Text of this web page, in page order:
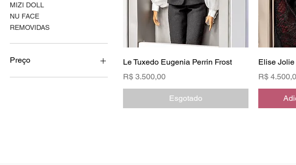
MIZI DOLL
NU FACE
REMOVIDAS
Preço
Le Tuxedo Eugenia Perrin Frost
Preço
R$ 3.500,00
Esgotado
Elise
Preço
R$